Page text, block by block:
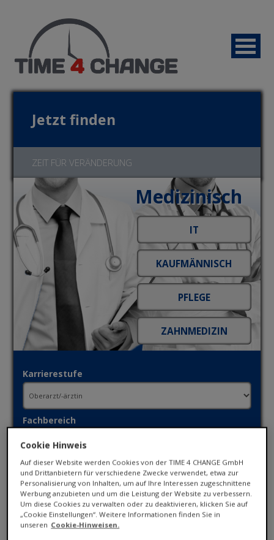
Jetzt bewerben!
Jetzt finden
ZEIT FÜR VERÄNDERUNG
Medizinisch
Karrierestufe
Fachbereich
Ort / PLZ
Umkreis
Cookie Hinweis
Auf dieser Website werden Cookies von der TIME 4 CHANGE GmbH
und Drittanbietern für verschiedene Zwecke verwendet, etwa zur
Personalisierung von Inhalten, um auf Ihre Interessen zugeschnittene
Werbung anzubieten und um die Leistung der Website zu verbessern.
Um diese Cookies zu verwalten oder zu deaktivieren, klicken Sie auf
„Cookie Einstellungen“. Weitere Informationen finden Sie in
unseren Cookie-Hinweisen.